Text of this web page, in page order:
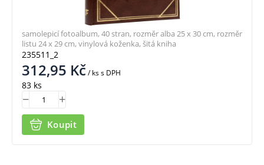
235511_2
312,95 Kč/ kss DPH
83 ks
Koupit
samolepicí fotoalbum, 40 stran, rozměr alba 25 x 30 cm, rozměr
listu 24 x 29 cm, vinylová koženka, šitá kniha